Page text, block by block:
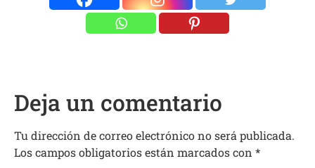
Deja un comentario
Tu dirección de correo electrónico no será publicada.
Los campos obligatorios están marcados con *